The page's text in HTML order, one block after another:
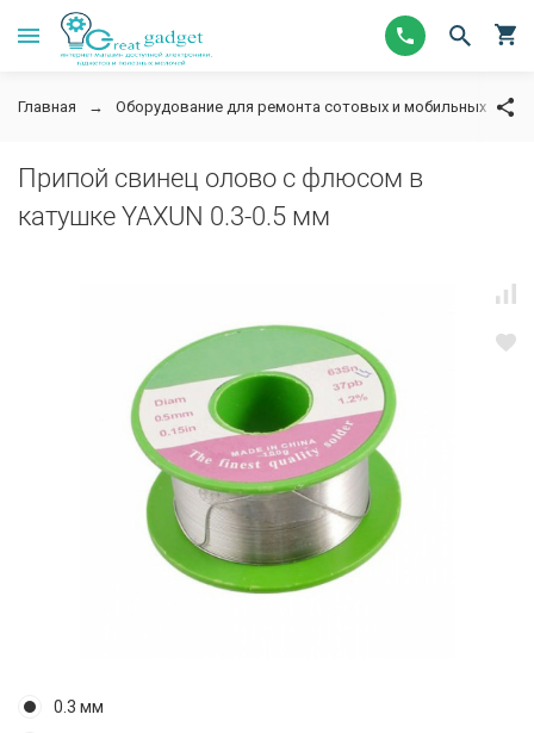
Главная Оборудование для ремонта сотовых и мобильных
Припой свинец олово с флюсом в
катушке YAXUN 0.3-0.5 мм
0.3 мм